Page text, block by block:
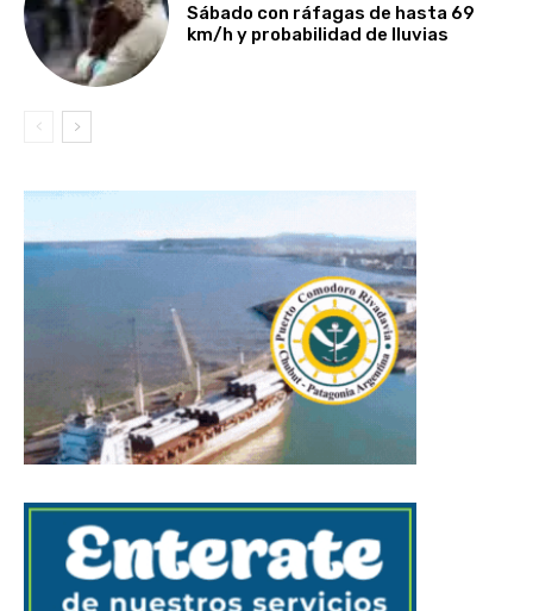
Sábado con ráfagas de hasta 69
km/h y probabilidad de lluvias